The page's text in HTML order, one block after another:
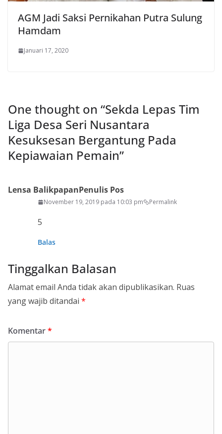
AGM Jadi Saksi Pernikahan Putra Sulung
Hamdam
Januari 17, 2020
One thought on “Sekda Lepas Tim
Liga Desa Seri Nusantara
Kesuksesan Bergantung Pada
Kepiawaian Pemain”
Lensa BalikpapanPenulis Pos
November 19, 2019 pada 10:03 pm Permalink
5
Balas
Tinggalkan Balasan
Alamat email Anda tidak akan dipublikasikan. Ruas
yang wajib ditandai *
Komentar*